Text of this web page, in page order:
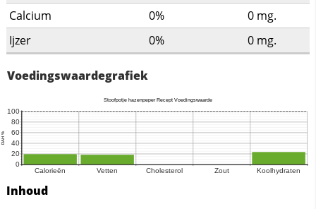
Calcium
0% 0 mg.
Ijzer
0% 0 mg.
Voedingswaardegrafiek
Inhoud